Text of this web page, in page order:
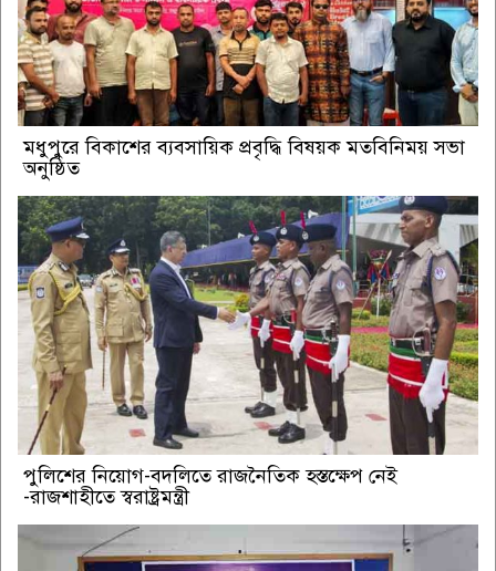
মধুপুরে বিকাশের ব্যবসায়িক প্রবৃদ্ধি বিষয়ক মতবিনিময় সভা
অনুষ্ঠিত
পুলিশের নিয়োগ-বদলিতে রাজনৈতিক হস্তক্ষেপ নেই
-রাজশাহীতে স্বরাষ্ট্রমন্ত্রী